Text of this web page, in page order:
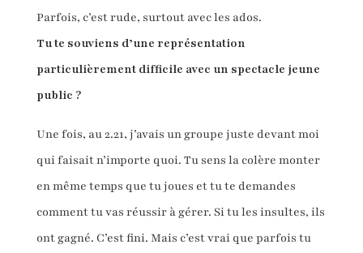
Parfois, c’est rude, surtout avec les ados.
Tu te souviens d’une représentation
particulièrement difficile avec un spectacle jeune
public ?
Une fois, au 2.21, j’avais un groupe juste devant moi
qui faisait n’importe quoi. Tu sens la colère monter
en même temps que tu joues et tu te demandes
comment tu vas réussir à gérer. Si tu les insultes, ils
ont gagné. C’est fini. Mais c’est vrai que parfois tu